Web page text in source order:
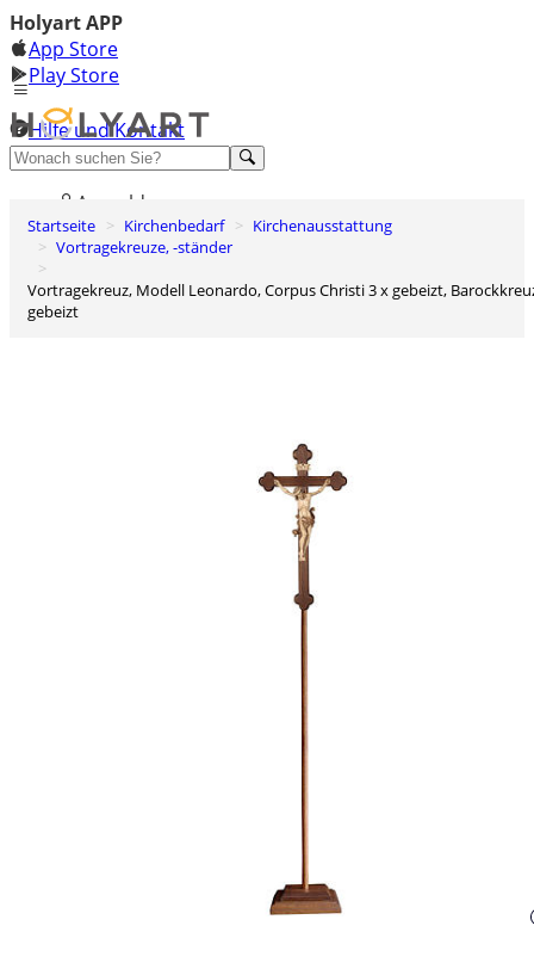
Holyart APP
App Store
Play Store
Hilfe und Kontakt
Entdecken Sie Premium
Anmelden
Wunschliste
Warenkorb
Startseite Kirchenbedarf
Kirchenausstattung
Vortragekreuze, -ständer
Vortragekreuz, Modell Leonardo, Corpus Christi 3 x gebeizt, Barockkreuz
gebeizt